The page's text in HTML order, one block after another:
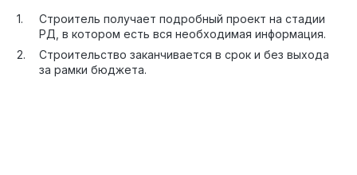
Строитель получает подробный проект на стадии
РД, в котором есть вся необходимая информация.
Строительство заканчивается в срок и без выхода
за рамки бюджета.